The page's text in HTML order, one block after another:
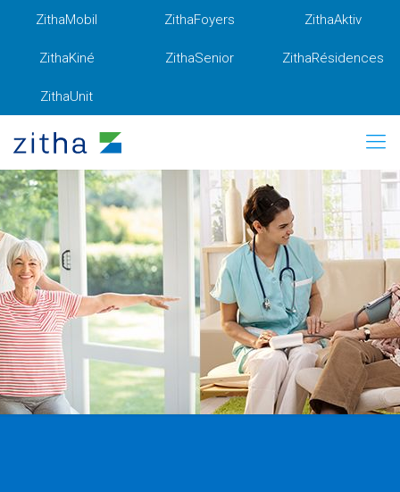
ZithaMobil ZithaFoyers ZithaAktiv
ZithaKiné ZithaSenior ZithaRésidences
ZithaUnit